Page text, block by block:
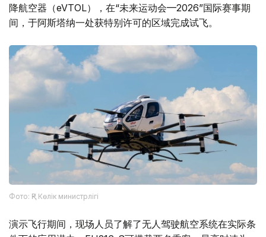
降航空器（eVTOL），在“未来运动会—2026”国际赛事期
间，于阿斯塔纳一处获特别许可的区域完成试飞。
Фото: ҚР Көлік министрлігі
演示飞行期间，现场人员了解了无人驾驶航空系统在实际条